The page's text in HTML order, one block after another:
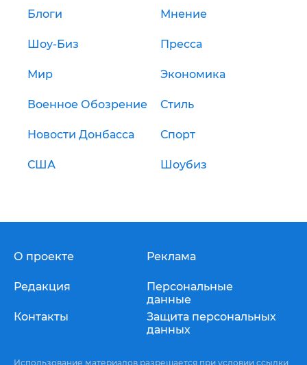
Блоги Мнение
Шоу-Биз Пресса
Мир Экономика
Военное Обозрение Стиль
Новости Донбасса Спорт
США Шоубиз
О проекте
Редакция
Контакты
Реклама
Персональные
данные
Защита персональных
данных
Использование материалов разрешается при условии ссылки